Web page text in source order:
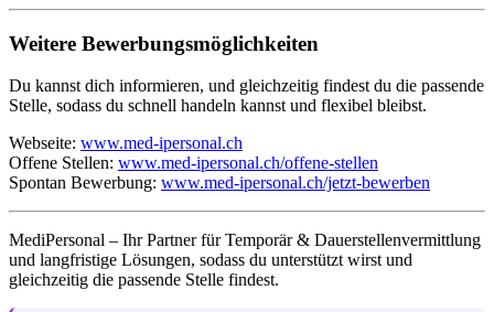
Weitere Bewerbungsmöglichkeiten
Du kannst dich informieren, und gleichzeitig findest du die passende
Stelle, sodass du schnell handeln kannst und flexibel bleibst.
Webseite: www.med-ipersonal.ch
Offene Stellen: www.med-ipersonal.ch/offene-stellen
Spontan Bewerbung: www.med-ipersonal.ch/jetzt-bewerben
MediPersonal – Ihr Partner für Temporär & Dauerstellenvermittlung
und langfristige Lösungen, sodass du unterstützt wirst und
gleichzeitig die passende Stelle findest.